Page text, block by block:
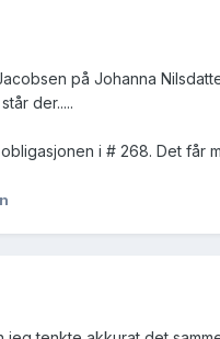
på Johanna
der.....
i # 268. Det får